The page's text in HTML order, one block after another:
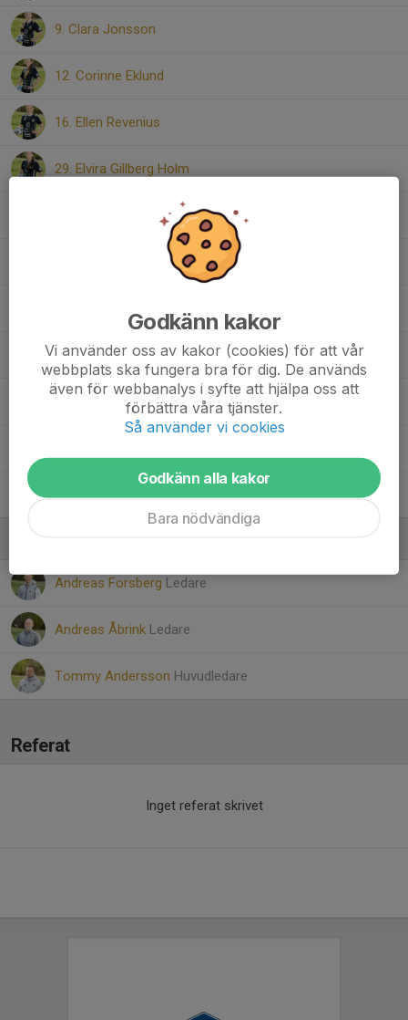
9. Clara Jonsson
12. Corinne Eklund
16. Ellen Revenius
29. Elvira Gillberg Holm
Selma Wingmalm
3. Stella Åbrink
5. Vera Teske
Andreas Forsberg Ledare
Andreas Åbrink Ledare
Tommy Andersson Huvudledare
Referat
Inget referat skrivet
Godkänn kakor
Vi använder oss av kakor (cookies) för att vår
webbplats ska fungera bra för dig. De används
även för webbanalys i syfte att hjälpa oss att
förbättra våra tjänster.
Så använder vi cookies
Godkänn alla kakor
Bara nödvändiga